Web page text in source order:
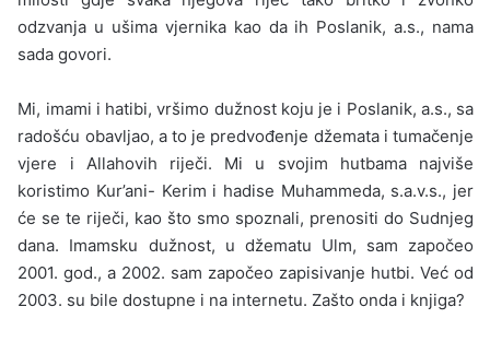
odzvanja u ušima vjernika kao da ih Poslanik, a.s., nama
sada govori.
Mi, imami i hatibi, vršimo dužnost koju je i Poslanik, a.s., sa
radošću obavljao, a to je predvođenje džemata i tumačenje
vjere i Allahovih riječi. Mi u svojim hutbama najviše
koristimo Kur’ani- Kerim i hadise Muhammeda, s.a.v.s., jer
će se te riječi, kao što smo spoznali, prenositi do Sudnjeg
dana. Imamsku dužnost, u džematu Ulm, sam započeo
2001. god., a 2002. sam započeo zapisivanje hutbi. Već od
2003. su bile dostu­pne i na internetu. Zašto onda i knjiga?